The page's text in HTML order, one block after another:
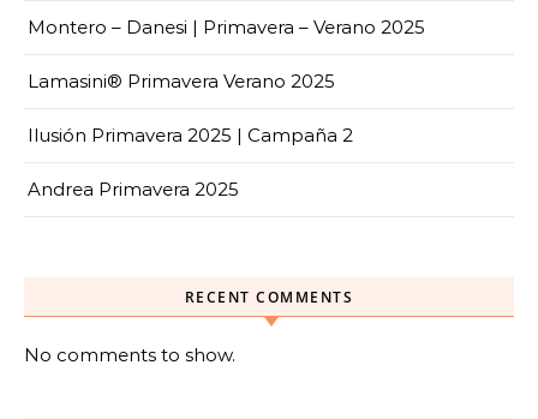
Montero – Danesi | Primavera – Verano 2025
Lamasini® Primavera Verano 2025
Ilusión Primavera 2025 | Campaña 2
Andrea Primavera 2025
RECENT COMMENTS
No comments to show.